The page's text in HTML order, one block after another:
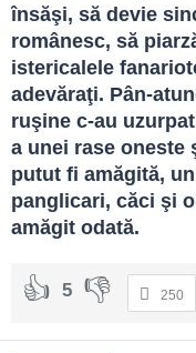
însăşi, să devie
românesc, să
istericalele
adevăraţi. Pân-
ruşine c-au
a unei rase oneste
putut fi amăgită,
panglicari, căci şi
amăgit odată.
5 250